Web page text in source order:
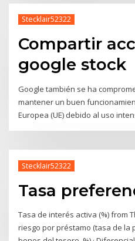
Stecklair52322
Compartir
google stock
Google también se ha
mantener un buen
Europea (UE) debido al uso
Stecklair52322
Tasa
Tasa de interés activa (%) from
riesgo por préstamo (tasa de la